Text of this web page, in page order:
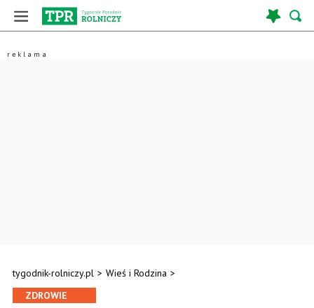
tygodnik-rolniczy.pl > Wieś i Rodzina >
ZDROWIE